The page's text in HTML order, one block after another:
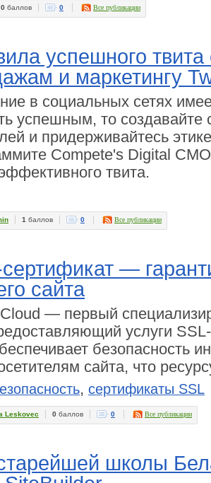
0 баллов 0 Все публикации
успешного твита
и маркетингу
в социальных сетях
успешным, то
и придерживайтесь
Compete's Digital
твита.
1 баллов 0 Все публикации
—
сайта
— первый
услуги
безопасность
сайта, что
, сертификаты SSL
Leskovec 0 баллов 0 Все публикации
школы